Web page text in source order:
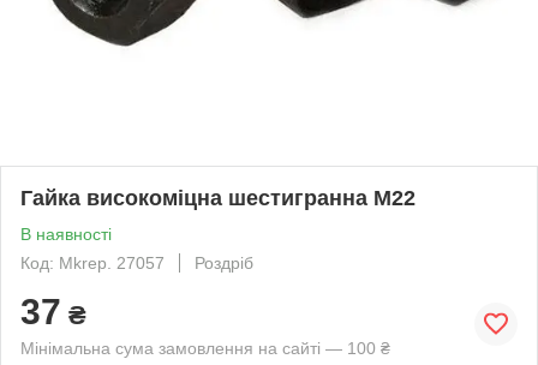
Гайка високоміцна шестигранна М22
В наявності
Код: Mkrep. 27057
Роздріб
37 ₴
Мінімальна сума замовлення на сайті — 100 ₴